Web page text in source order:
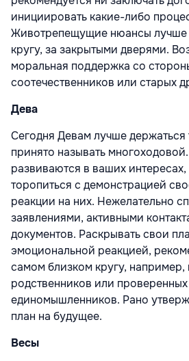
инициировать какие-либо
Животрепещущие нюансы лучше
кругу, за закрытыми дверями.
моральная поддержка со
соотечественников или старых
Дева
Сегодня Девам лучше держаться
принято называть
развиваются в ваших интересах,
торопиться с демонстрацией
реакции на них. Нежелательно
заявлениями, активными
документов. Раскрывать свои
эмоциональной реакцией,
самом близком кругу, например,
родственников или проверенных
единомышленников. Рано
план на будущее.
Весы